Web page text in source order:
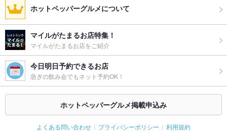
ホットペッパーグルメについて
マイルがたまるお店特集！
マイルがたまるお店をご紹介
今日明日予約できるお店
急ぎの飲み会でもネット予約OK！
ホットペッパーグルメ掲載申込み
よくある問い合わせ プライバシーポリシー 利用規約